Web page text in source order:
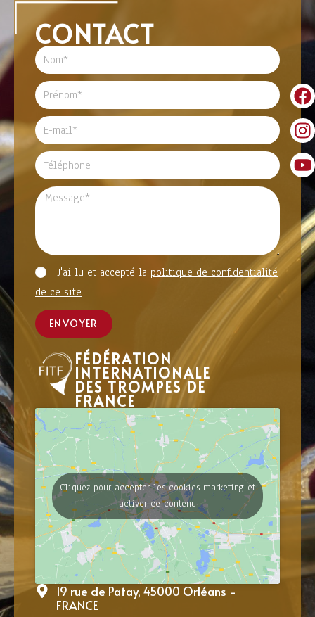
CONTACT
J'ai lu et accepté la politique de confidentialité
de ce site
ENVOYER
FÉDÉRATION
INTERNATIONALE
DES TROMPES DE
FRANCE
Cliquez pour accepter les cookies marketing et
activer ce contenu
19 rue de Patay, 45000 Orléans -
FRANCE